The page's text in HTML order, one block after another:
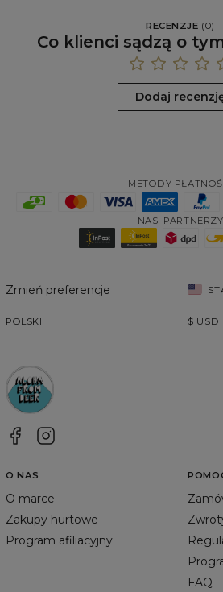
RECENZJE (0)
Co klienci sądzą o
Dodaj
METODY
NASI PARTNERZY
Zmień preferencje
POLSKI $ USD
O NAS
O marce
Zakupy hurtowe
Program afiliacyjny
FAQ